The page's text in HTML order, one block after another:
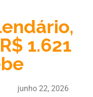
1.621
junho 22, 2026